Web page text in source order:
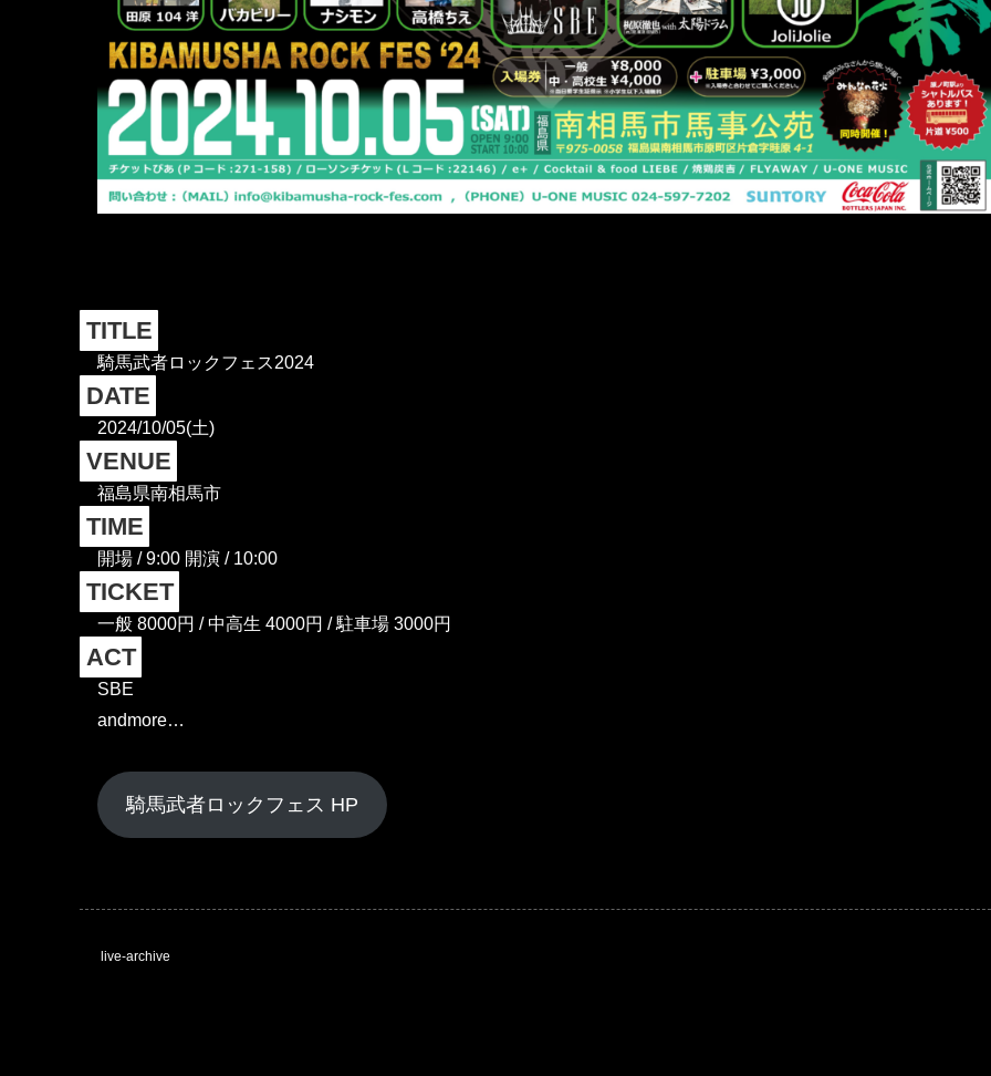
TITLE
騎馬武者ロックフェス2024
DATE
2024/10/05(土)
VENUE
福島県南相馬市
TIME
開場 / 9:00 開演 / 10:00
TICKET
一般 8000円 / 中高生 4000円 / 駐車場 3000円
ACT
SBE
andmore…
騎馬武者ロックフェス HP
live-archive